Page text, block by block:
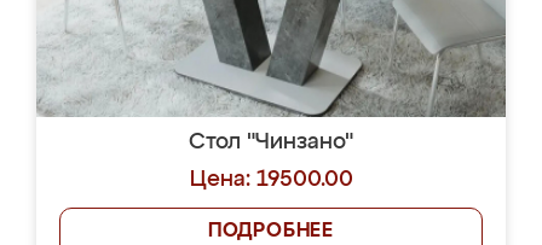
Стол "Чинзано"
Цена: 19500.00
ПОДРОБНЕЕ